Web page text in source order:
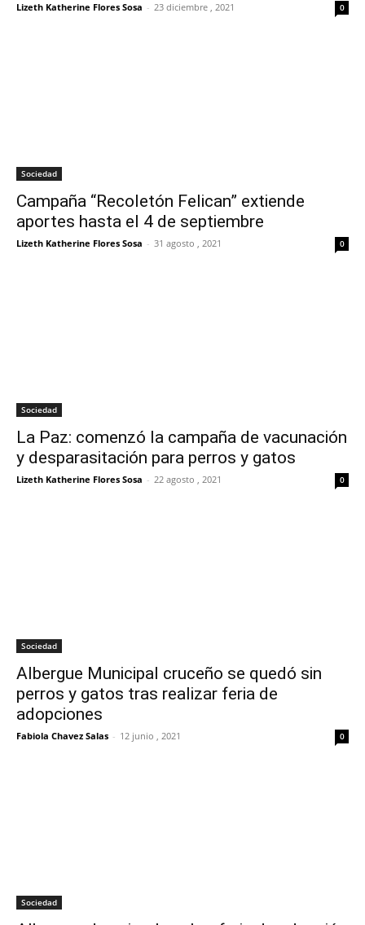
Lizeth Katherine Flores Sosa - 23 diciembre , 2021 0
Sociedad
Campaña “Recoletón Felican” extiende
aportes hasta el 4 de septiembre
Lizeth Katherine Flores Sosa - 31 agosto , 2021 0
Sociedad
La Paz: comenzó la campaña de vacunación
y desparasitación para perros y gatos
Lizeth Katherine Flores Sosa - 22 agosto , 2021 0
Sociedad
Albergue Municipal cruceño se quedó sin
perros y gatos tras realizar feria de
adopciones
Fabiola Chavez Salas - 12 junio , 2021 0
Sociedad